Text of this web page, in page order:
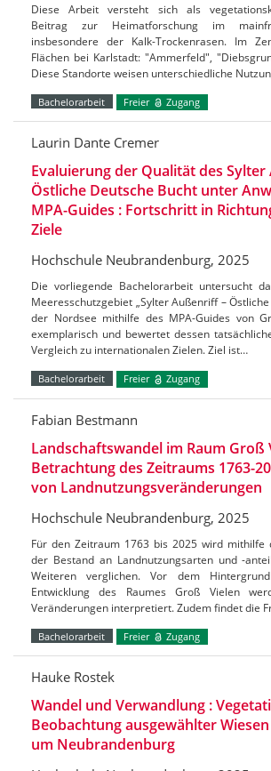
Diese Arbeit versteht sich als
Beitrag zur Heimatforschung im
insbesondere der Kalk-Trockenrasen. Im
Flächen bei Karlstadt: "Ammerfeld",
Diese Standorte weisen unterschiedliche
Bachelorarbeit Freier Zugang
Laurin Dante Cremer
Evaluierung der Qualität des
Östliche Deutsche Bucht unter
MPA-Guides : Fortschritt in
Ziele
Hochschule Neubrandenburg, 2025
Die vorliegende Bachelorarbeit untersucht
Meeresschutzgebiet „Sylter Außenriff –
der Nordsee mithilfe des MPA-Guides von
exemplarisch und bewertet dessen
Vergleich zu internationalen Zielen. Ziel ist…
Bachelorarbeit Freier Zugang
Fabian Bestmann
Landschaftswandel im Raum Groß
Betrachtung des Zeitraums 1763-
von Landnutzungsveränderungen
Hochschule Neubrandenburg, 2025
Für den Zeitraum 1763 bis 2025 wird mithilfe
der Bestand an Landnutzungsarten und -
Weiteren verglichen. Vor dem
Entwicklung des Raumes Groß Vielen
Veränderungen interpretiert. Zudem findet die
Bachelorarbeit Freier Zugang
Hauke Rostek
Wandel und Verwandlung :
Beobachtung ausgewählter
um Neubrandenburg